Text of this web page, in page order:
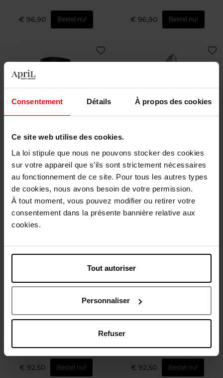
Consentement Détails À propos des cookies
Ce site web utilise des cookies.
La loi stipule que nous ne pouvons stocker des cookies
sur votre appareil que s’ils sont strictement nécessaires
au fonctionnement de ce site. Pour tous les autres types
de cookies, nous avons besoin de votre permission.
À tout moment, vous pouvez modifier ou retirer votre
consentement dans la présente bannière relative aux
cookies.
Tout autoriser
Personnaliser
Refuser
€ 96,90 Bestel nu! € 96,90 Bestel nu!
A*Men Fantasm Eau de
Parfum Sensuelle
Eau de Parfum
€ 105,90 Bestel nu!
Parfum Sensuelle -
Navulbaar
Eau de Parfum
€ 91,90 Bestel nu!
THIERRY MUGLER
Alien Hypersense Eau de
€ 92,50 Bestel nu!
Alien Goddess
€ 92,50 Bestel nu!